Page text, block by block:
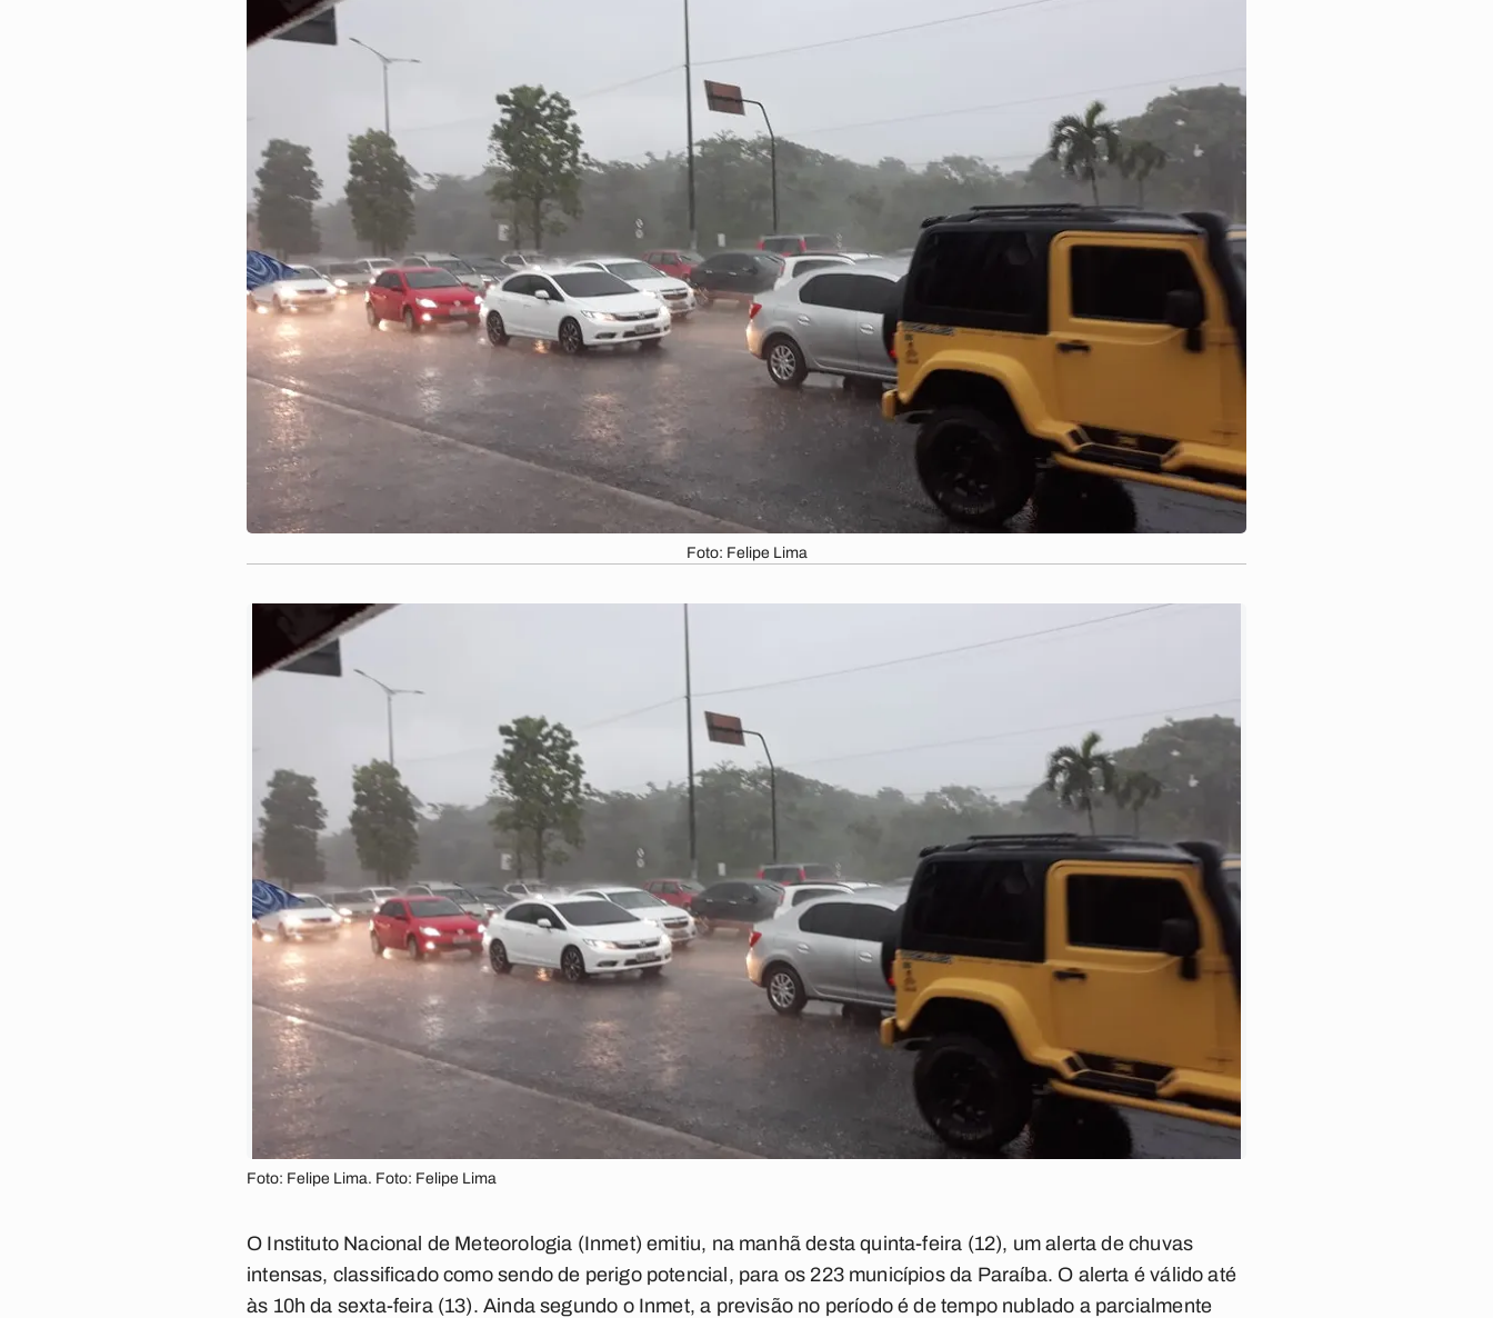
Foto: Felipe Lima
Foto: Felipe Lima. Foto: Felipe Lima
O Instituto Nacional de Meteorologia (Inmet) emitiu, na manhã desta quinta-feira (12), um alerta de chuvas
intensas, classificado como sendo de perigo potencial, para os 223 municípios da Paraíba. O alerta é válido até
às 10h da sexta-feira (13). Ainda segundo o Inmet, a previsão no período é de tempo nublado a parcialmente